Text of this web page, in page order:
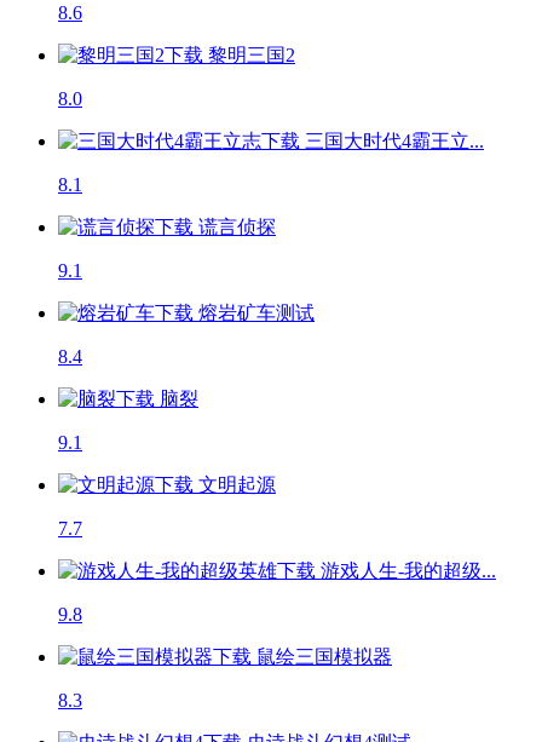
8.6
黎明三国2
8.0
三国大时代4霸王立...
8.1
谎言侦探
9.1
熔岩矿车测试
8.4
脑裂
9.1
文明起源
7.7
游戏人生-我的超级...
9.8
鼠绘三国模拟器
8.3